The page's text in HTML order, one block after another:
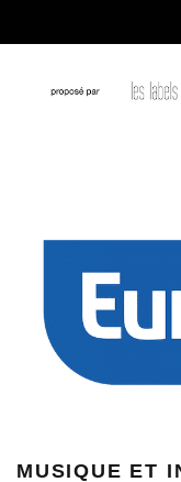
MUSIQUE ET